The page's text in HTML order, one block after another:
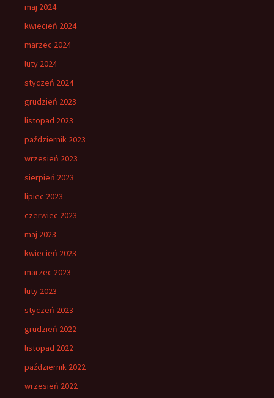
maj 2024
kwiecień 2024
marzec 2024
luty 2024
styczeń 2024
grudzień 2023
listopad 2023
październik 2023
wrzesień 2023
sierpień 2023
lipiec 2023
czerwiec 2023
maj 2023
kwiecień 2023
marzec 2023
luty 2023
styczeń 2023
grudzień 2022
listopad 2022
październik 2022
wrzesień 2022